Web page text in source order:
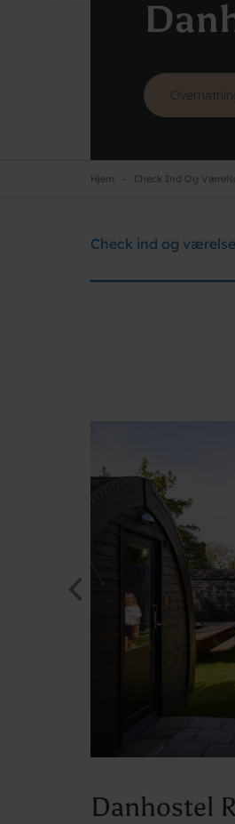
Danhostel Rødding
Hjem Check Ind Og
Check ind og
Danhostel